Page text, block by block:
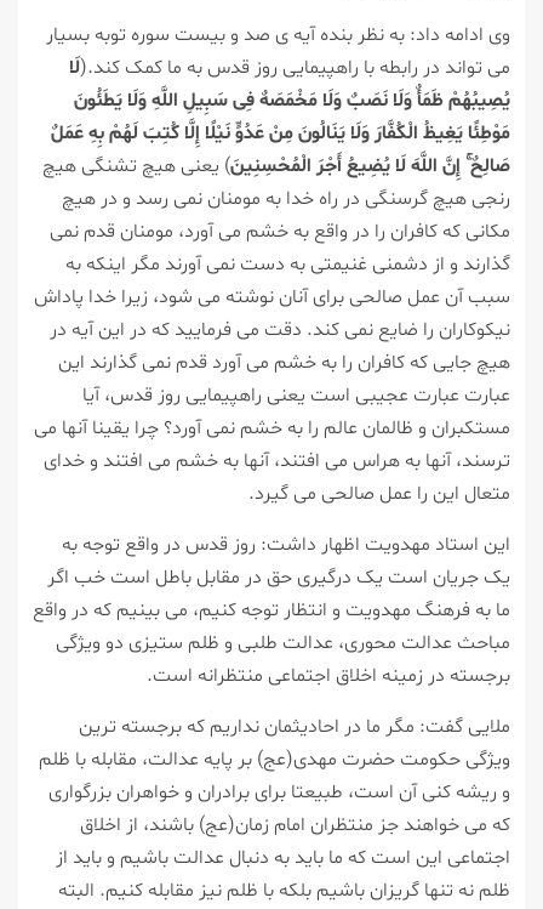
وی ادامه داد: به نظر بنده آیه ی صد و بیست سوره توبه بسیار
می تواند در رابطه با راهپیمایی روز قدس به ما کمک کند.(لَا
یُصِیبُهُمْ ظَمَأٌ وَلَا نَصَبٌ وَلَا مَخْمَصَهٌ فِی سَبِیلِ اللَّهِ وَلَا یَطَئُونَ
مَوْطِئًا یَغِیظُ الْکُفَّارَ وَلَا یَنَالُونَ مِنْ عَدُوٍّ نَیْلًا إِلَّا کُتِبَ لَهُمْ بِهِ عَمَلٌ
صَالِحٌ ۚ إِنَّ اللَّهَ لَا یُضِیعُ أَجْرَ الْمُحْسِنِینَ) یعنی هیچ تشنگی هیچ
رنجی هیچ گرسنگی در راه خدا به مومنان نمی رسد و در هیچ
مکانی که کافران را در واقع به خشم می آورد، مومنان قدم نمی
گذارند و از دشمنی غنیمتی به دست نمی آورند مگر اینکه به
سبب آن عمل صالحی برای آنان نوشته می شود، زیرا خدا پاداش
نیکوکاران را ضایع نمی کند. دقت می فرمایید که در این آیه در
هیچ جایی که کافران را به خشم می آورد قدم نمی گذارند این
عبارت عبارت عجیبی است یعنی راهپیمایی روز قدس، آیا
مستکبران و ظالمان عالم را به خشم نمی آورد؟ چرا یقینا آنها می
ترسند، آنها به هراس می افتند، آنها به خشم می افتند و خدای
متعال این را عمل صالحی می گیرد.
این استاد مهدویت اظهار داشت: روز قدس در واقع توجه به
یک جریان است یک درگیری حق در مقابل باطل است خب اگر
ما به فرهنگ مهدویت و انتظار توجه کنیم، می بینیم که در واقع
مباحث عدالت محوری، عدالت طلبی و ظلم ستیزی دو ویژگی
برجسته در زمینه اخلاق اجتماعی منتظرانه است.
ملایی گفت: مگر ما در احادیثمان نداریم که برجسته ترین
ویژگی حکومت حضرت مهدی(عج) بر پایه عدالت، مقابله با ظلم
و ریشه کنی آن است، طبیعتا برای برادران و خواهران بزرگواری
که می خواهند جز منتظران امام زمان(عج) باشند، از اخلاق
اجتماعی این است که ما باید به دنبال عدالت باشیم و باید از
ظلم نه تنها گریزان باشیم بلکه با ظلم نیز مقابله کنیم. البته